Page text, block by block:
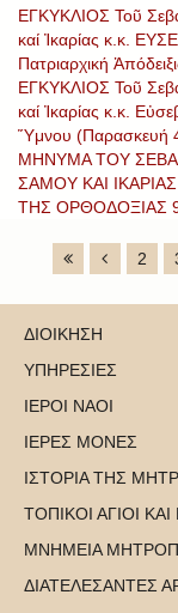
ΕΓΚΥΚΛΙΟΣ Τοῦ
καί Ἰκαρίας κ.κ.
Πατριαρχική
ΕΓΚΥΚΛΙΟΣ Τοῦ
καί Ἰκαρίας κ.κ.
Ὕμνου (Παρασκευή
ΜΗΝΥΜΑ ΤΟΥ
ΣΑΜΟΥ ΚΑΙ
ΤΗΣ ΟΡΘΟΔΟΞΙΑΣ
2
ΔΙΟΙΚΗΣΗ
ΥΠΗΡΕΣΙΕΣ
ΙΕΡΟΙ ΝΑΟΙ
ΙΕΡΕΣ ΜΟΝΕΣ
ΙΣΤΟΡΙΑ ΤΗΣ
ΤΟΠΙΚΟΙ ΑΓΙΟΙ
ΜΝΗΜΕΙΑ
ΔΙΑΤΕΛΕΣΑΝΤΕΣ